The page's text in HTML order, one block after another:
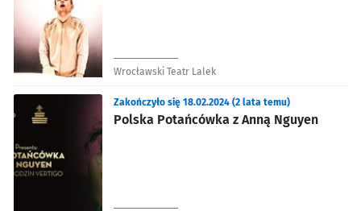
Wrocławski Teatr Lalek
Polska Potańcówka z Anną Nguyen
Zakończyło się 18.02.2024 (2 lata temu)